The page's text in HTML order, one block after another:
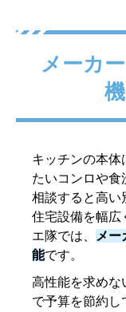
メーカ
キッチンの本体
たいコンロや食
相談すると高い
住宅設備を幅広
エ隊では、
メー
能です。
高性能を求めな
で予算を節約し